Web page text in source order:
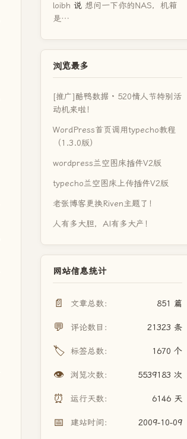
loibh 说 想问一下你的NAS，机箱
是…
浏览最多
[推广]酷鸭数据 · 520情人节特别活
动机来啦！
WordPress首页调用typecho教程
（1.3.0版）
wordpress兰空图床插件V2版
typecho兰空图床上传插件V2版
老张博客更换Riven主题了！
人有多大胆，AI有多大产！
网站信息统计
📄 文章总数： 851 篇
💬 评论数目： 21323 条
🏷️ 标签总数： 1670 个
👁️ 浏览次数： 5539183 次
⏰ 运行天数： 6146 天
📅 建站时间： 2009-10-09